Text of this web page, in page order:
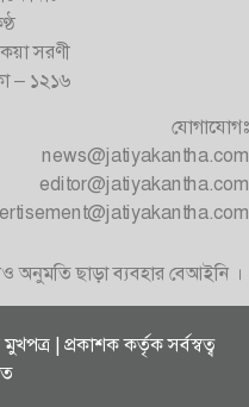
সরণী
– ১২১৬
যোগাযোগঃ
news@jatiyakantha.com
editor@jatiyakantha.com
অনুমতি ছাড়া ব্যবহার বেআইনি ।
| প্রকাশক কর্তৃক সর্বস্বত্ব